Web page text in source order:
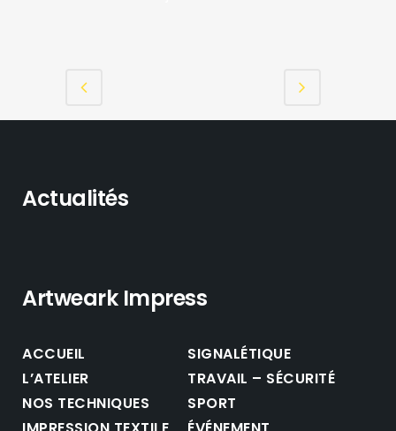
Actualités
Artweark Impress
ACCUEIL
L’ATELIER
NOS TECHNIQUES
SIGNALÉTIQUE
TRAVAIL – SÉCURITÉ
SPORT